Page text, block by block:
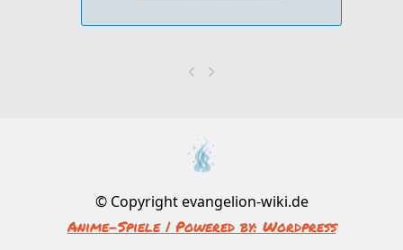
© Copyright evangelion-wiki.de
Anime-Spiele | Powered by: Wordpress